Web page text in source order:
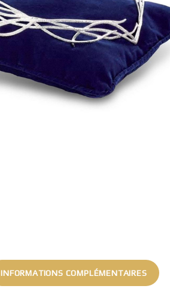
INFORMATIONS COMPLÉMENTAIRES